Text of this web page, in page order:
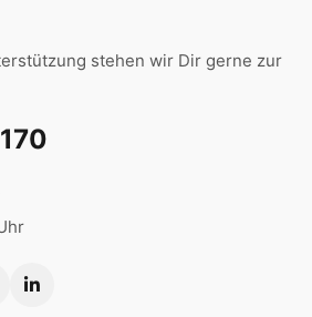
stehen wir Dir gerne zur